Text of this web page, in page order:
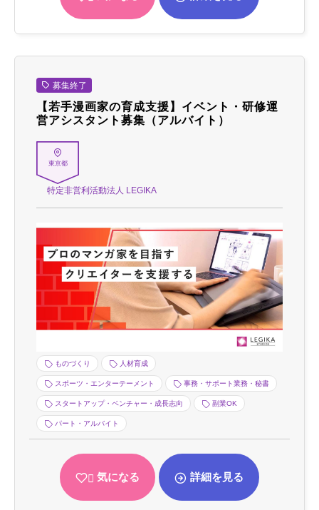
募集終了
【若手漫画家の育成支援】イベント・研修運
営アシスタント募集（アルバイト）
東京都
特定非営利活動法人 LEGIKA
ものづくり 人材育成
スポーツ・エンターテーメント 事務・サポート業務・秘書
スタートアップ・ベンチャー・成長志向 副業OK
パート・アルバイト
気になる 詳細を見る